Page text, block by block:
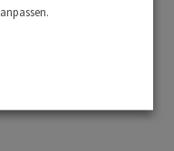
anpassen.